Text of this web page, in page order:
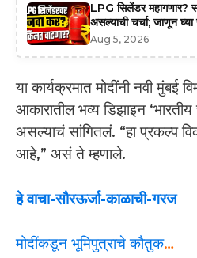
LPG सिलेंडर महागणार?
असल्याची चर्चा; जाणून
Aug 5, 2026
या कार्यक्रमात मोदींनी नवी मुंबई
आकारातील भव्य डिझाइन
असल्याचं सांगितलं. “हा प्रकल्प
आहे,” असं ते म्हणाले.
हे वाचा-सौरऊर्जा-काळाची-गरज
मोदींकडून भूमिपुत्राचे कौतुक…